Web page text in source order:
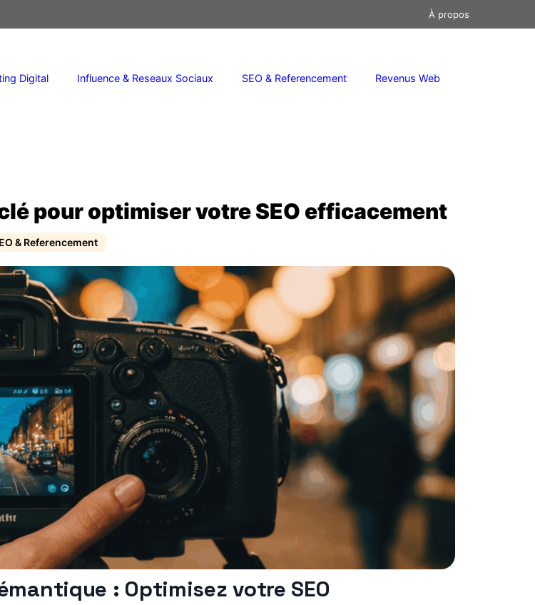
À propos
Digital Influence & Reseaux Sociaux SEO & Referencement Revenus Web
& Referencement
pour optimiser votre SEO efficacement
: Optimisez votre SEO